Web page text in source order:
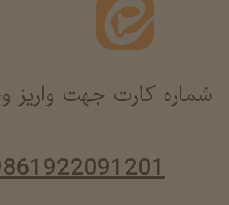
شماره کارت جهت